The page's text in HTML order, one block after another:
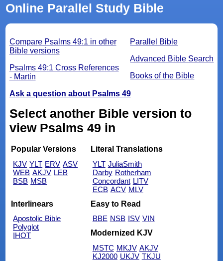
Online Parallel Study Bible
Parallel Bible
Advanced Bible Search
Books of the Bible
Compare Psalms 49:1 in other
Bible versions
Psalms 49:1 Cross References
- Martin
Ask a question about Psalms 49
Select another Bible version to
view Psalms 49 in
Popular Versions
KJV YLT ERV ASV
WEB AKJV LEB
BSB MSB
Literal Translations
YLT JuliaSmith
Darby Rotherham
Concordant LITV
ECB ACV MLV
Interlinears
Apostolic Bible
Polyglot
IHOT
Easy to Read
BBE NSB ISV VIN
Modernized KJV
MSTC MKJV AKJV
KJ2000 UKJV TKJU